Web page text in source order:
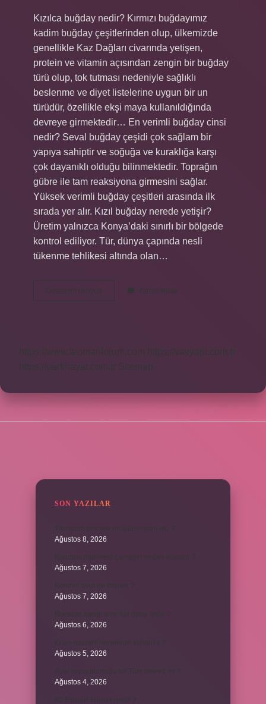
Kızılca buğday nedir? Kırmızı buğdayımız
kadim buğday çeşitlerinden olup, ülkemizde
genellikle Kaz Dağları civarında yetişen,
protein ve vitamin açısından zengin bir buğday
türü olup, tok tutması nedeniyle sağlıklı
beslenme ve diyet listelerine uygun bir un
türüdür, özellikle ekşi maya kullanıldığında
devreye girmektedir… En verimli buğday cinsi
nedir? Seval buğday çeşidi çok sağlam bir
yapıya sahiptir ve soğuğa ve kuraklığa karşı
çok dayanıklı olduğu bilinmektedir. Toprağın
gübre ile tam reaksiyona girmesini sağlar.
Yüksek verimli buğday çeşitleri arasında ilk
sırada yer alır. Kızıl buğday nerede yetişir?
Üretim yalnızca Konya’daki sınırlı bir bölgede
kontrol ediliyor. Tür, dünya çapında nesli
tükenme tehlikesi altında olan…
Devamını okuyun
Buğday
Yorum Bırak
https://www.teomanforum.com
https://vavyapi.com.tr
https://parkhayat.com.tr
Sitemap
SON YAZILAR
Ağustos 8, 2026
Ağustos 7, 2026
Ağustos 7, 2026
Ağustos 6, 2026
Ağustos 5, 2026
Ağustos 4, 2026